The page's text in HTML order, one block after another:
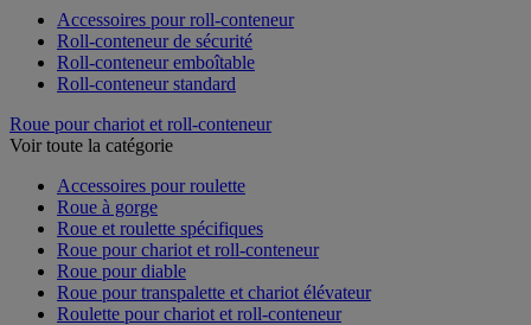
Accessoires pour roll-conteneur
Roll-conteneur de sécurité
Roll-conteneur emboîtable
Roll-conteneur standard
Roue pour chariot et roll-conteneur
Voir toute la catégorie
Accessoires pour roulette
Roue à gorge
Roue et roulette spécifiques
Roue pour chariot et roll-conteneur
Roue pour diable
Roue pour transpalette et chariot élévateur
Roulette pour chariot et roll-conteneur